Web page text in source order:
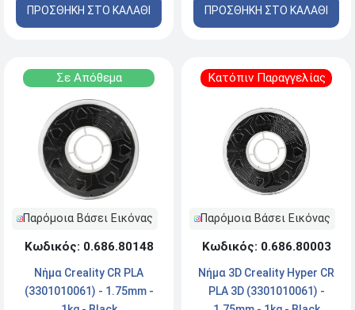
ΠΡΟΣΘΗΚΗ ΣΤΟ ΚΑΛΑΘΙ ΠΡΟΣΘΗΚΗ ΣΤΟ ΚΑΛΑΘΙ
Σε Απόθεμα
Παρόμοια Βάσει Εικόνας
Κωδικός: 0.686.80148
Νήμα Creality CR PLA
(3301010061) - 1.75mm -
Κατόπιν Παραγγελίας
Παρόμοια Βάσει Εικόνας
Κωδικός: 0.686.80003
Νήμα 3D Creality Hyper CR
PLA 3D (3301010061) -